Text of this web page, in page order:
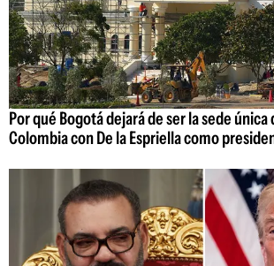
Por qué Bogotá dejará de ser la sede
Colombia con De la Espriella como